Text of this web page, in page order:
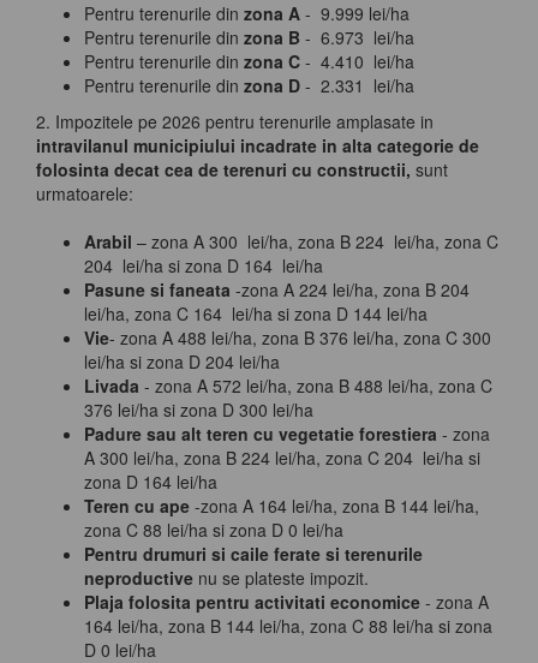
Pentru terenurile din zona A - 9.999 lei/ha
Pentru terenurile din zona B - 6.973 lei/ha
Pentru terenurile din zona C - 4.410 lei/ha
Pentru terenurile din zona D - 2.331 lei/ha
2. Impozitele pe 2026 pentru terenurile amplasate in
intravilanul municipiului incadrate in alta categorie de
folosinta decat cea de terenuri cu constructii, sunt
urmatoarele:
Arabil – zona A 300 lei/ha, zona B 224 lei/ha, zona C
204 lei/ha si zona D 164 lei/ha
Pasune si faneata -zona A 224 lei/ha, zona B 204
lei/ha, zona C 164 lei/ha si zona D 144 lei/ha
Vie- zona A 488 lei/ha, zona B 376 lei/ha, zona C 300
lei/ha si zona D 204 lei/ha
Livada - zona A 572 lei/ha, zona B 488 lei/ha, zona C
376 lei/ha si zona D 300 lei/ha
Padure sau alt teren cu vegetatie forestiera - zona
A 300 lei/ha, zona B 224 lei/ha, zona C 204 lei/ha si
zona D 164 lei/ha
Teren cu ape -zona A 164 lei/ha, zona B 144 lei/ha,
zona C 88 lei/ha si zona D 0 lei/ha
Pentru drumuri si caile ferate si terenurile
neproductive nu se plateste impozit.
Plaja folosita pentru activitati economice - zona A
164 lei/ha, zona B 144 lei/ha, zona C 88 lei/ha si zona
D 0 lei/ha